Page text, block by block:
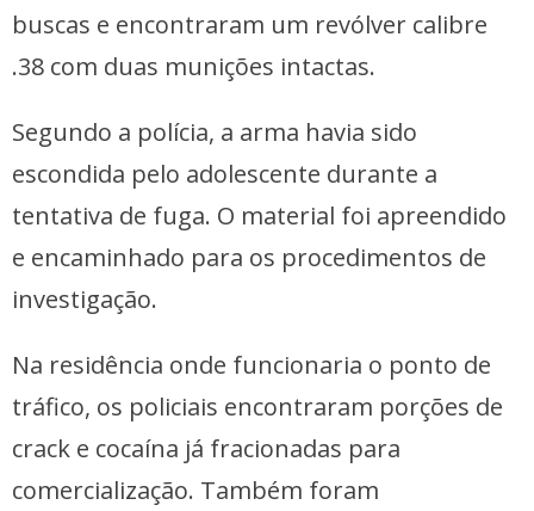
buscas e encontraram um revólver calibre
.38 com duas munições intactas.
Segundo a polícia, a arma havia sido
escondida pelo adolescente durante a
tentativa de fuga. O material foi apreendido
e encaminhado para os procedimentos de
investigação.
Na residência onde funcionaria o ponto de
tráfico, os policiais encontraram porções de
crack e cocaína já fracionadas para
comercialização. Também foram